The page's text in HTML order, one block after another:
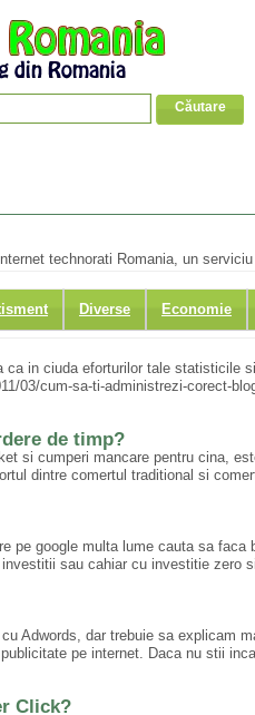
Diverse Economie
technorati Romania, un
in ciuda eforturilor tale statisticile
03/cum-sa-ti-administrezi-corect-
de timp?
si cumperi mancare pentru cina,
dintre comertul traditional si
pe google multa lume cauta sa
sau cahiar cu investitie zero
Adwords, dar trebuie sa explicam
pe internet. Daca nu stii
Click?